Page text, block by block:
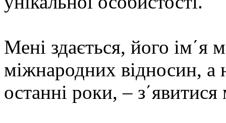
Мені здається, його ім´я
міжнародних відносин, а
останні роки, –